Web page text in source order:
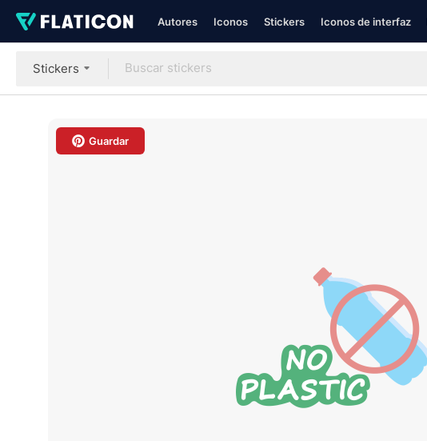
Autores Iconos Stickers Iconos de interfaz
Stickers
Guardar